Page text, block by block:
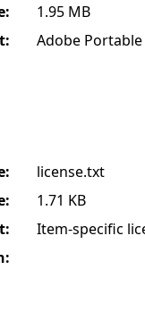
1.95 MB
Adobe
license.txt
1.71 KB
Item-specific